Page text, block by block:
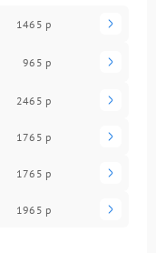
1465 р
965 р
2465 р
1765 р
1765 р
1965 р